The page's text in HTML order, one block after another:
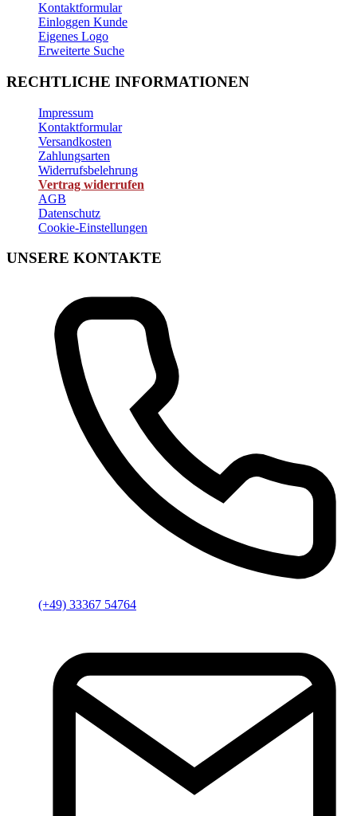
Kontaktformular
Einloggen Kunde
Eigenes Logo
Erweiterte Suche
RECHTLICHE INFORMATIONEN
Impressum
Kontaktformular
Versandkosten
Zahlungsarten
Widerrufsbelehrung
Vertrag widerrufen
AGB
Datenschutz
Cookie-Einstellungen
UNSERE KONTAKTE
(+49) 33367 54764